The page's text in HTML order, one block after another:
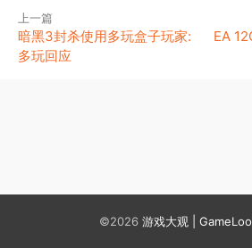
上一篇
暗黑3封杀使用多玩盒子玩家:
多玩回应
EA
©2026 游戏大观 |